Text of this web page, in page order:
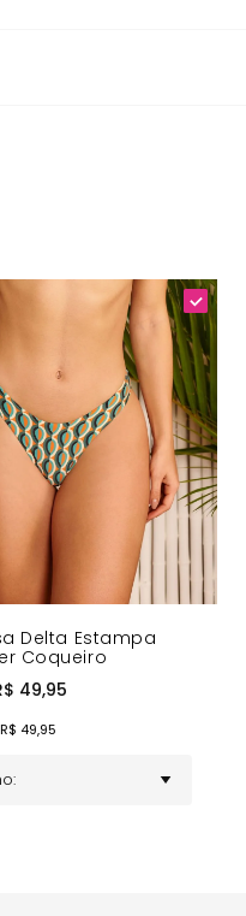
Delta Estampa
Coqueiro
49,95
49,95